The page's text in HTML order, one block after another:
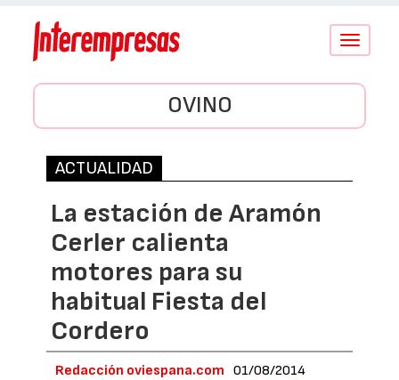
Conmutar
OVINO
ACTUALIDAD
La estación de Aramón
Cerler calienta
motores para su
habitual Fiesta del
Cordero
Redacción oviespana.com 01/08/2014